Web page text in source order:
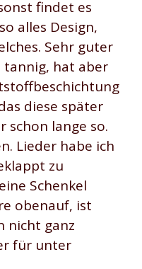
findet es
alles Design,
Sehr guter
tannig, hat aber
diese später
schon lange so.
Lieder habe ich
zu
Schenkel
obenauf, ist
nicht ganz
für unter